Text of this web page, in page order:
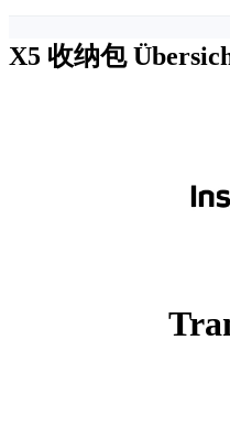
X5 收纳包